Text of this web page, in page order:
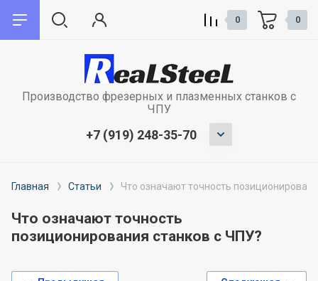
О компании
Плазменная резка металла
Отзывы
Сервис
Запуск и наладка оборудования
Модернизация и ремонт станков с
Производство фрезерных и плазменных станков с
ЧПУ
+7 (919) 248-35-70
0 0
Главная Статьи Что означают точность
Что означают точность
позиционирования станков с ЧПУ?